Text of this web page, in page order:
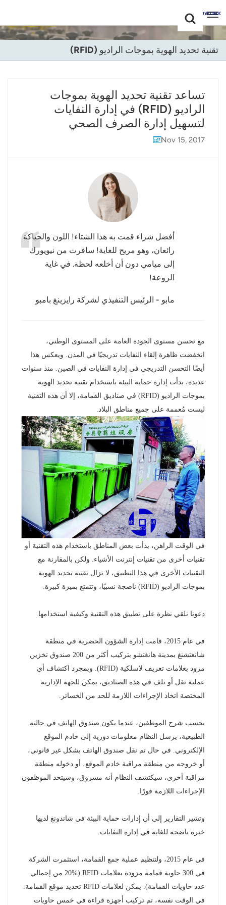
+86 -18681515767
English
Deutsch
Русский
Português
Nederland
عربي
日语
Melayu
Polski
แบบไทย
Tiếng Việt
Indonesia
norsk
magyar
تقنية تحديد الهوية بموجات الراديو (RFID)
تساعد تقنية تحديد الهوية بموجات
الراديو (RFID) في إدارة النفايات
لتسهيل إدارة الصرف الصحي
Nov 15, 2017
أفضل شراء قمت به هذا الشتاء! اللون والحياكة
رائعان، وهو مريح للغاية! سافرت من نيويورك
إلى ميامي دون أن أخلعه لحظة. في غاية
الروعة!
مابو - الرئيس التنفيذي لشركة رايزينغ بامبو
مع تحسن مستوى الجودة العامة على المستوى الوطني،
انخفضت ظاهرة إلقاء النفايات تدريجيًا في المدن. ويعكس هذا
أيضًا التحسن التدريجي في إدارة النفايات في الصين. منذ سنوات
عديدة، بدأت إدارة حماية البيئة باستخدام تقنية تحديد الهوية
بموجات الراديو (RFID) في صناديق القمامة، إلا أن هذه التقنية
ليست مُعممة على جميع مناطق البلاد.
في الوقت الراهن، بدأت بعض المناطق باستخدام هذه التقنية أو
تقنيات أخرى من تقنيات إنترنت الأشياء. ولكن بالمقارنة مع
التقنيات الأخرى في هذا التطبيق، لا تزال تقنية تحديد الهوية
بموجات الراديو (RFID) ناضجة نسبيًا، وتتمتع بميزة كبيرة.
دعونا نلقي نظرة على تطبيق هذه التقنية وكيفية استخدامها.
في عام 2015، قامت إدارة الشؤون الحضرية في منطقة
شانغتشنغ بمدينة هانغتشو بتركيب أكثر من 200 صندوق تخزين
مزود بعلامات تعريف لاسلكية (RFID). وبمجرد اكتشاف أي
عملية نقل أو تلف في هذه الصناديق، يمكن للجهة الإدارية
المختصة اتخاذ الإجراءات اللازمة للحد من الخسائر.
بحسب شرح الموظفين، عندما يكون صندوق الهاتف في حالته
الطبيعية، يرسل النظام معلومات دورية إلى خادم الموقع
الإلكتروني. في حال تم نقل صندوق الهاتف بشكل غير قانوني،
أو خروجه من منطقة مراقبة خادم الموقع، أو دخوله منطقة
مراقبة أخرى، سيكتشف النظام أنه مسروق، وسيتخذ الموظفون
الإجراءات اللازمة فورًا.
وتشير التقارير إلى أن إدارات حماية البيئة في شاندونغ لديها
خبرة ناضجة للغاية في إدارة النفايات.
في عام 2015، ولتنظيم عملية جمع القمامة، استثمرت الشركة
في 300 حاوية قمامة مزودة بعلامات RFID (20% من إجمالي
عدد حاويات القمامة). يمكن لعلامات RFID تحديد موقع القمامة.
في الوقت نفسه، تم تركيب أجهزة قراءة في خمس حاويات